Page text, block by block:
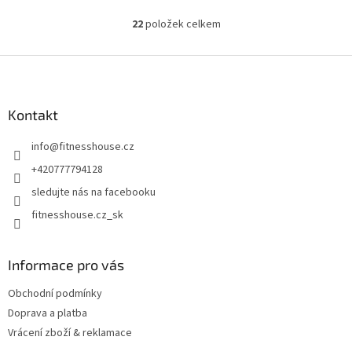
O
l
22položek celkem
Kontakt
info@fitnesshouse.cz
+420777794128
sledujte nás na facebooku
fitnesshouse.cz_sk
Informace pro vás
Obchodní podmínky
Doprava a platba
Vrácení zboží & reklamace